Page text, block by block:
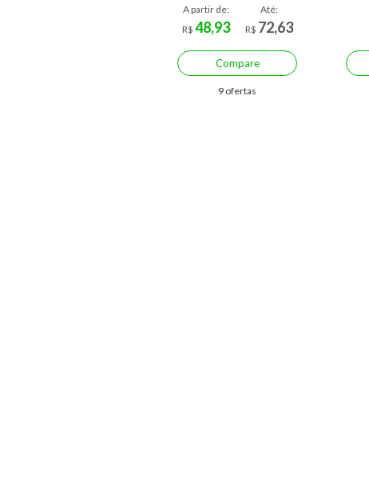
A partir de:
R$ 48,93
Até:
R$ 72,63
Compare
9 ofertas